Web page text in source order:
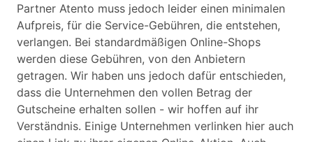
Partner Atento muss jedoch leider einen minimalen
Aufpreis, für die Service-Gebühren, die entstehen,
verlangen. Bei standardmäßigen Online-Shops
werden diese Gebühren, von den Anbietern
getragen. Wir haben uns jedoch dafür entschieden,
dass die Unternehmen den vollen Betrag der
Gutscheine erhalten sollen - wir hoffen auf ihr
Verständnis. Einige Unternehmen verlinken hier auch